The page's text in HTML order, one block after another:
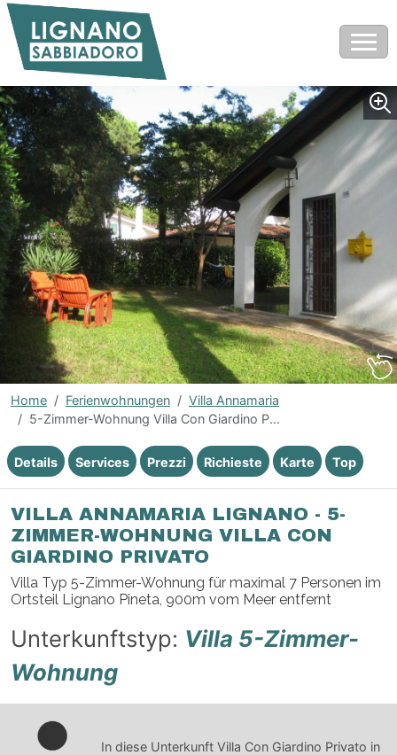
Home Ferienwohnungen
Villa Annamaria
5-Zimmer-Wohnung Villa Con Giardino P...
VILLA ANNAMARIA LIGNANO - 5-
ZIMMER-WOHNUNG VILLA CON
GIARDINO PRIVATO
Villa Typ 5-Zimmer-Wohnung für maximal 7 Personen im
Ortsteil Lignano Pineta, 900m vom Meer entfernt
Details Services Prezzi Richieste Karte Top
Unterkunftstyp: Villa 5-Zimmer-
Wohnung
In diese Unterkunft Villa Con Giardino Privato in